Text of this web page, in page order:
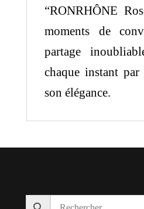
“RONRHÔNE
moments de
partage
chaque instant
son élégance.